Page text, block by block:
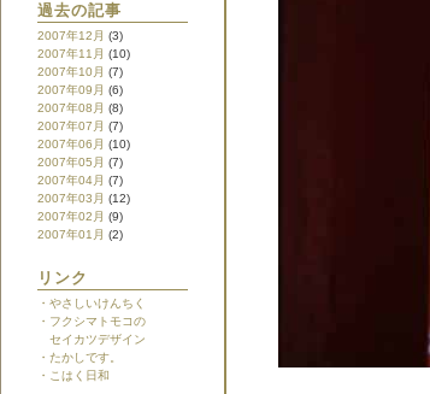
過去の記事
2007年12月 (3)
2007年11月 (10)
2007年10月 (7)
2007年09月 (6)
2007年08月 (8)
2007年07月 (7)
2007年06月 (10)
2007年05月 (7)
2007年04月 (7)
2007年03月 (12)
2007年02月 (9)
2007年01月 (2)
リンク
・やさしいけんちく
・フクシマトモコの
セイカツデザイン
・たかしです。
・こはく日和